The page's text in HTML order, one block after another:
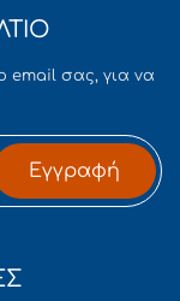
email σας, για να
Εγγραφή